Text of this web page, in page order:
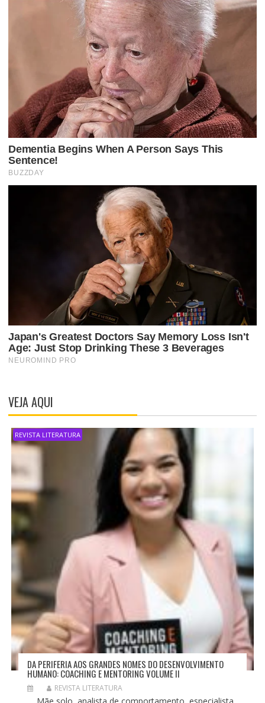
VEJA AQUI
REVISTA LITERATURA
DA PERIFERIA AOS GRANDES NOMES DO DESENVOLVIMENTO
HUMANO: COACHING E MENTORING VOLUME II
REVISTA LITERATURA